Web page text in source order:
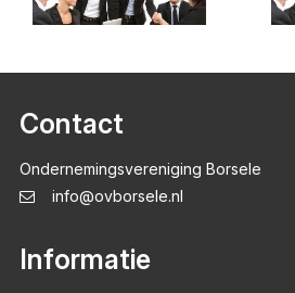
Contact
Ondernemingsvereniging Borsele
info@ovborsele.nl
Informatie